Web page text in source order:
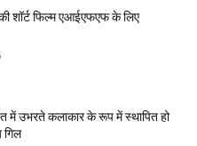
शॉर्ट फिल्म एआईएफएफ के लिए
में उभरते कलाकार के रूप में स्थापित हो
गिल